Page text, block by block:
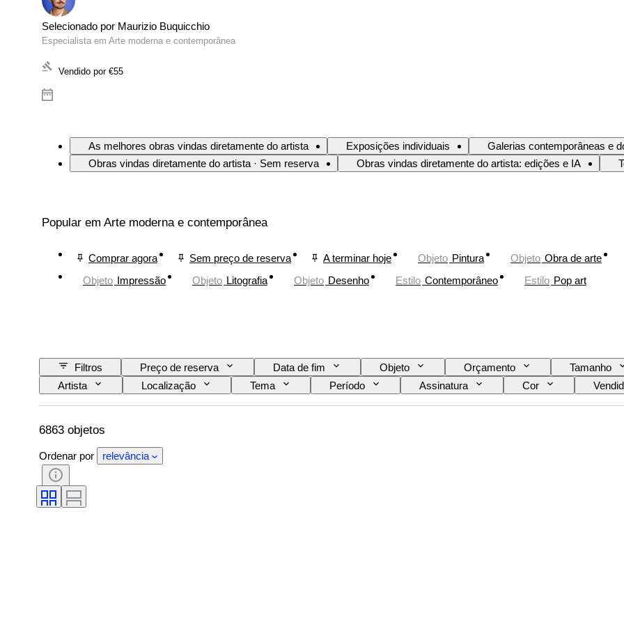
Selecionado por Maurizio Buquicchio
Especialista em Arte moderna e contemporânea
Vendido por €55
As melhores obras vindas diretamente do artista Exposições individuais Galerias contemporâneas e
Obras vindas diretamente do artista · Sem reserva
Obras vindas diretamente do artista: edições e IA
Popular em Arte moderna e contemporânea
Comprar agora Sem preço de reserva A terminar hoje Objeto Pintura Objeto Obra de arte
Objeto Impressão Objeto Litografia Objeto Desenho Estilo Contemporâneo Estilo Pop art
Filtros Preço de reserva Data de fim Objeto Orçamento Tamanho
Artista
Localização Tema Período Assinatura Cor
6863 objetos
Ordenar por relevância